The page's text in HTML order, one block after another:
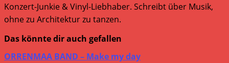
Konzert-Junkie & Vinyl-Liebhaber. Schreibt über Musik,
ohne zu Architektur zu tanzen.
Das könnte dir auch gefallen
ORRENMAA BAND – Make my day